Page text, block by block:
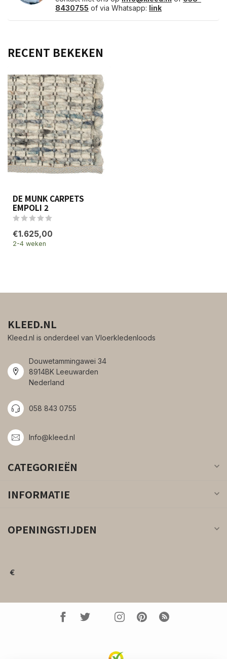
8430755 of via Whatsapp: link
RECENT BEKEKEN
DE MUNK CARPETS
EMPOLI 2
€1.625,00
2-4 weken
KLEED.NL
Kleed.nl is onderdeel van Vloerkledenloods
Douwetammingawei 34
8914BK Leeuwarden
Nederland
058 843 0755
Info@kleed.nl
CATEGORIEËN
INFORMATIE
OPENINGSTIJDEN
€